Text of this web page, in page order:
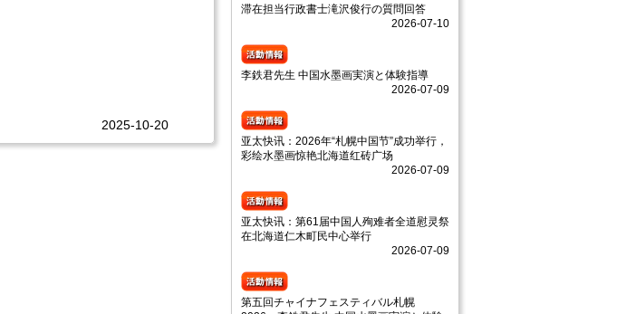
2025-10-20
滞在担当行政書士滝沢俊行の質問回答
2026-07-10
李鉄君先生 中国水墨画実演と体験指導
2026-07-09
亚太快讯：2026年“札幌中国节”成功举行，
彩绘水墨画惊艳北海道红砖广场
2026-07-09
亚太快讯：第61届中国人殉难者全道慰灵祭
在北海道仁木町民中心举行
2026-07-09
第五回チャイナフェスティバル札幌